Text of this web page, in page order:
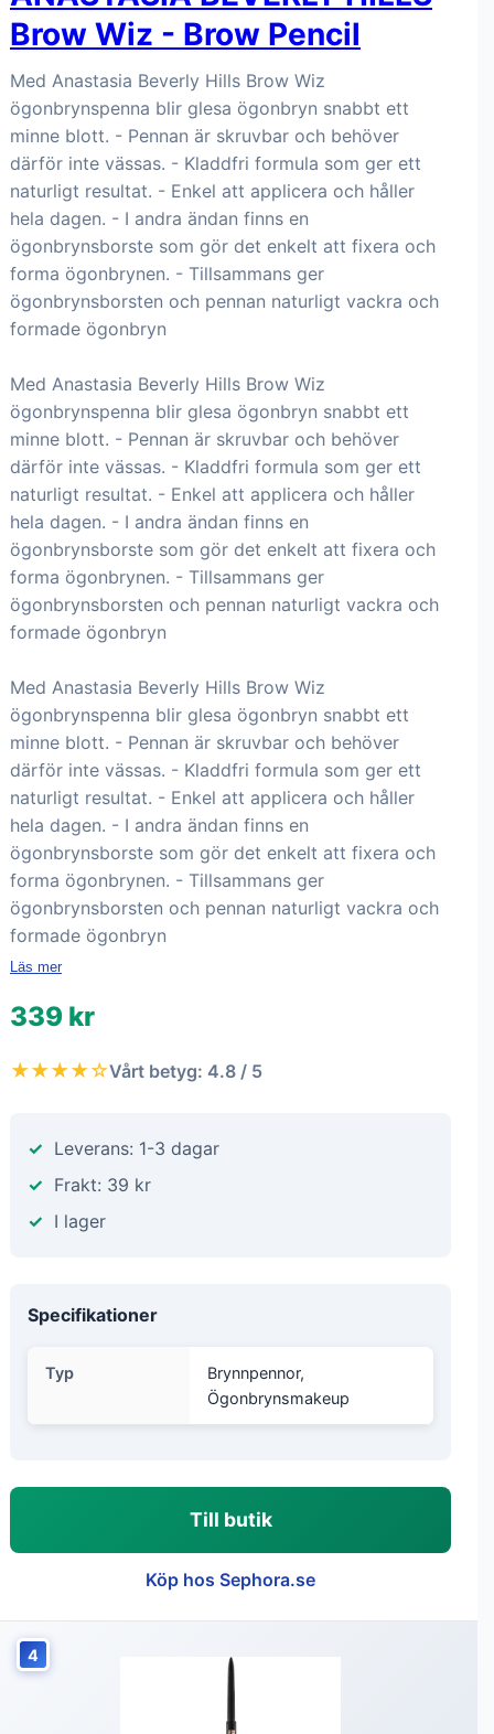
Brow Wiz - Brow Pencil
Med Anastasia Beverly Hills Brow Wiz
ögonbrynspenna blir glesa ögonbryn snabbt ett
minne blott. - Pennan är skruvbar och behöver
därför inte vässas. - Kladdfri formula som ger ett
naturligt resultat. - Enkel att applicera och håller
hela dagen. - I andra ändan finns en
ögonbrynsborste som gör det enkelt att fixera och
forma ögonbrynen. - Tillsammans ger
ögonbrynsborsten och pennan naturligt vackra och
formade ögonbryn
Med Anastasia Beverly Hills Brow Wiz
ögonbrynspenna blir glesa ögonbryn snabbt ett
minne blott. - Pennan är skruvbar och behöver
därför inte vässas. - Kladdfri formula som ger ett
naturligt resultat. - Enkel att applicera och håller
hela dagen. - I andra ändan finns en
ögonbrynsborste som gör det enkelt att fixera och
forma ögonbrynen. - Tillsammans ger
ögonbrynsborsten och pennan naturligt vackra och
formade ögonbryn
Med Anastasia Beverly Hills Brow Wiz
ögonbrynspenna blir glesa ögonbryn snabbt ett
minne blott. - Pennan är skruvbar och behöver
därför inte vässas. - Kladdfri formula som ger ett
naturligt resultat. - Enkel att applicera och håller
hela dagen. - I andra ändan finns en
ögonbrynsborste som gör det enkelt att fixera och
forma ögonbrynen. - Tillsammans ger
ögonbrynsborsten och pennan naturligt vackra och
formade ögonbryn
Läs mer
339 kr
★★★★☆Vårt betyg: 4.8 / 5
Leverans: 1-3 dagar
Frakt: 39 kr
I lager
Specifikationer
Typ
Brynnpennor,
Ögonbrynsmakeup
Till butik
Köp hos Sephora.se
4